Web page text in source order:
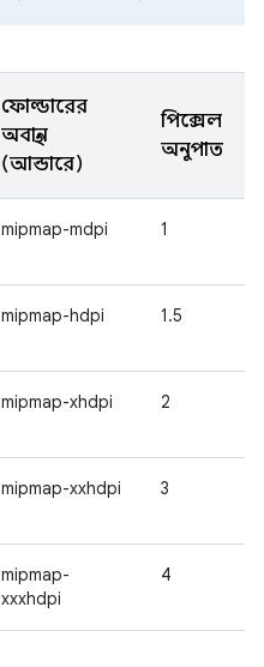
ফোল্ডারের
অবস্থান
(আন্ডারে)
পিক্সেল
অনুপাত
mipmap-mdpi 1
mipmap-hdpi 1.5
mipmap-xhdpi 2
mipmap-xxhdpi 3
mipmap-
xxxhdpi
4